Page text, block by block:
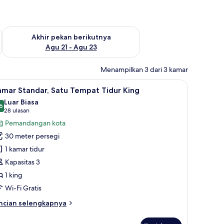
Agu 14 - Agu 16
Akhir pekan berikutnya
Agu 21 - Agu 23
Periksa ketersediaan untuk akhir pekan berikutnya Agu 21 -
Menampilkan 3 dari 3 kamar
cahayakerja ramah laptop, dan tirai kedap cahayaKamar Standar, Satu Tempat Tidur King |
11 Standar, Satu Tempat Tidur King
dari 10
Luar Biasa
28 ulasan
(28
ulasan)
Pemandangan kota
30 meter persegi
1 kamar tidur
Kapasitas 3
1 king
Wi-Fi Gratis
selengkapnya